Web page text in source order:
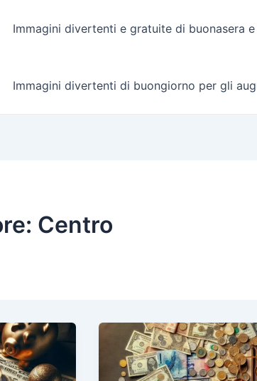
Immagini divertenti e gratuite di buonasera
Immagini divertenti di buongiorno per gli
Centro